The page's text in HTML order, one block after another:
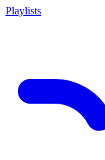
Playlists